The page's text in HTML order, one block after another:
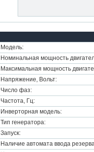
Модель:
Номинальная мощность
Максимальная мощность
Напряжение, Вольт:
Число фаз:
Частота, Гц:
Инверторная модель:
Тип генератора:
Запуск:
Наличие автомата ввода